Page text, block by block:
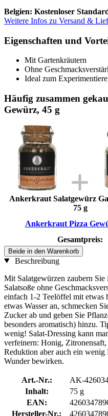
Belgien: Kostenloser
Weitere Infos zu Versand &
Eigenschaften und
Mit Gartenkräutern
Ohne
Ideal zum
Häufig zusammen
Gewürz, 45 g
Ankerkraut Salatgewürz
75 g
Ankerkraut Pizza
Gesamtpreis:
Beide in den Warenkorb
Beschreibung
Mit Salatgewürzen zaubern
Salatsoße ohne
einfach 1-2 Teelöffel mit etwas
etwas Wasser an, schmecken
Zucker ab und geben Sie
besonders aromatisch) hinzu.
wenig! Salat-Dressing kann
verfeinern: Honig,
Reduktion aber auch ein
Wunder bewirken.
Art.-Nr.:
AK-
Inhalt:
75 g
EAN:
Hersteller-Nr.: